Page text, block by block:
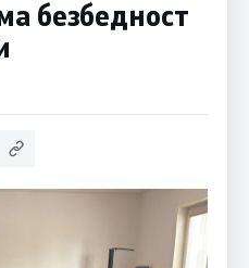
безбедност